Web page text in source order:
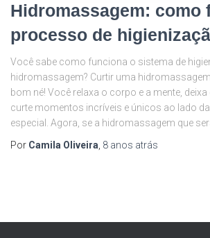
Hidromassagem: como
processo de
Você sabe como funciona o sistema de
hidromassagem? Curtir uma
bom né! Você relaxa o corpo e a mente,
curte momentos incríveis e únicos ao lado
especial. Agora, se a hidromassagem que
Por Camila Oliveira, 8 anos atrás